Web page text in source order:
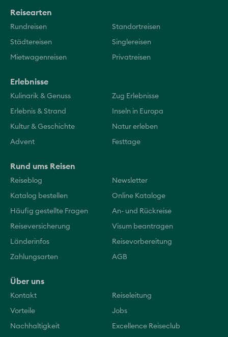
Reisearten
Rundreisen Standortreisen
Städtereisen Singlereisen
Mietwagenreisen Privatreisen
Erlebnisse
Kulinarik & Genuss Zug Erlebnisse
Erlebnis & Strand Inseln in Europa
Kultur & Geschichte Natur erleben
Advent Festtage
Rund ums Reisen
Reiseblog Newsletter
Katalog bestellen Online Kataloge
Häufig gestellte Fragen An- und Rückreise
Reiseversicherung Visum beantragen
Länderinfos Reisevorbereitung
Zahlungsarten AGB
Über uns
Kontakt Reiseleitung
Vorteile Jobs
Nachhaltigkeit Excellence Reiseclub